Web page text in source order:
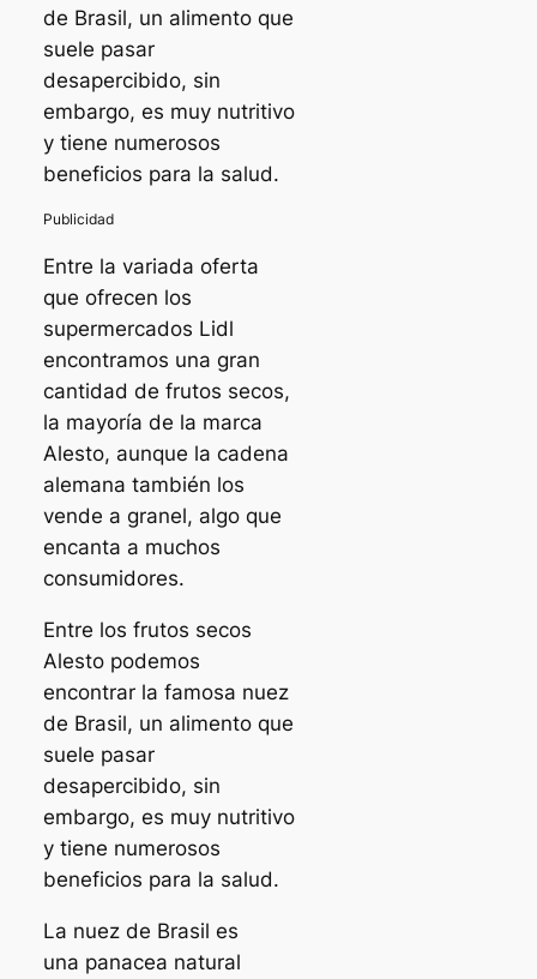
de Brasil, un alimento que
suele pasar
desapercibido, sin
embargo, es muy nutritivo
y tiene numerosos
beneficios para la salud.
Entre la variada oferta
que ofrecen los
supermercados Lidl
encontramos una gran
cantidad de frutos secos,
la mayoría de la marca
Alesto, aunque la cadena
alemana también los
vende a granel, algo que
encanta a muchos
consumidores.
Entre los frutos secos
Alesto podemos
encontrar la famosa nuez
de Brasil, un alimento que
suele pasar
desapercibido, sin
embargo, es muy nutritivo
y tiene numerosos
beneficios para la salud.
La nuez de Brasil es
una panacea natural